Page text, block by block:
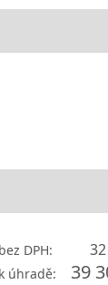
DPH:
úhradě: 39